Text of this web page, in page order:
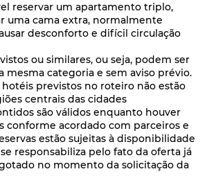
reservar um apartamento triplo,
uma cama extra, normalmente
desconforto e difícil circulação
ou similares, ou seja, podem ser
mesma categoria e sem aviso prévio.
hotéis previstos no roteiro não estão
centrais das cidades
são válidos enquanto houver
conforme acordado com parceiros e
estão sujeitas à disponibilidade
responsabiliza pelo fato da oferta já
no momento da solicitação da